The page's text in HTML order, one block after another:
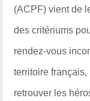
(ACPF) vient de
des critériums
rendez-vous
territoire
retrouver les